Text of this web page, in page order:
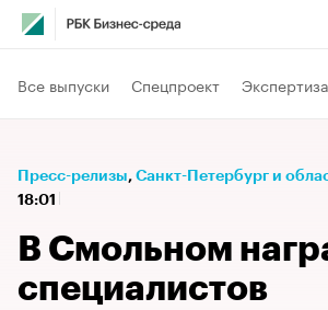
Все выпуски Спецпроект Экспертиза
Пресс-релизы⁠, Санкт-Петербург и
18:01
В Смольном
специалистов